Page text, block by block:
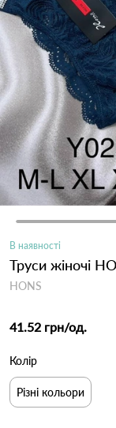
В наявності
Труси жіночі
HONS
41.52 грн/од.
Колір
Різні кольори